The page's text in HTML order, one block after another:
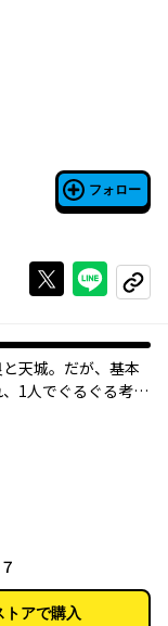
フォロー
Xで投稿する
ライン
コピー
天城。だが、基本
1人でぐるぐる考え
日
トアで購入